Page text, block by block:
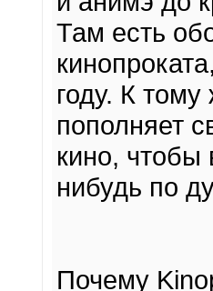
Там есть
году. К
пополняет
кино, чтобы
нибудь по
Почему